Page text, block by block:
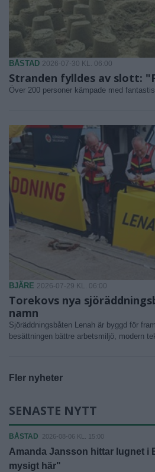
BÅSTAD 2026-07-30 KL. 06:00
Stranden fylldes av slott:
Över 200 personer kämpade med
BJÄRE 2026-07-29 KL. 06:00
Torekovs nya
namn
Sjöräddningsbåten Lenah är byggd för
besättningen bättre arbetsmiljö, modern
Fler nyheter
SENASTE NYTT
BÅSTAD 2026-08-06 KL. 15:00
Amanda Jansson hittar lugnet i
mysigt här"